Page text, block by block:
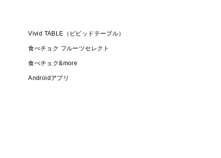
ポツンと混ざってしまう可能性があることご了承
Vivid TABLE（ビビッドテーブル）
食べチョク フルーツセレクト
食べチョク&more
Androidアプリ